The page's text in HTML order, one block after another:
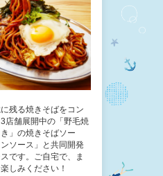
残る焼きそばをコン
店舗展開中の「野毛焼
」の焼きそばソー
ソース」と共同開発
です。ご自宅で、ま
しみください！